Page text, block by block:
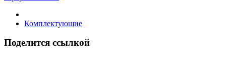
Комплектующие
Поделится ссылкой